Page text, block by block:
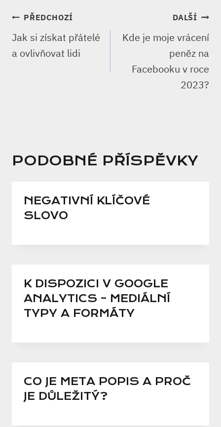
NAVIGACE
PRO
PŘÍSPĚVEK
PŘEDCHOZÍ
Jak si získat přátelé
a ovlivňovat lidi
DALŠÍ
Kde je moje vrácení
peněz na
Facebooku v roce
2023?
PODOBNÉ PŘÍSPĚVKY
NEGATIVNÍ KLÍČOVÉ
SLOVO
K DISPOZICI V GOOGLE
ANALYTICS – MEDIÁLNÍ
TYPY A FORMÁTY
CO JE META POPIS A PROČ
JE DŮLEŽITÝ?